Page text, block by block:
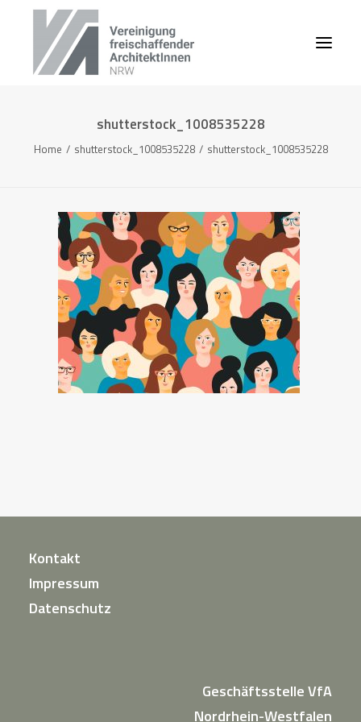
shutterstock_1008535228
Home shutterstock_1008535228 shutterstock_1008535228
Kontakt
Impressum
Datenschutz
Geschäftsstelle VfA
Nordrhein-Westfalen